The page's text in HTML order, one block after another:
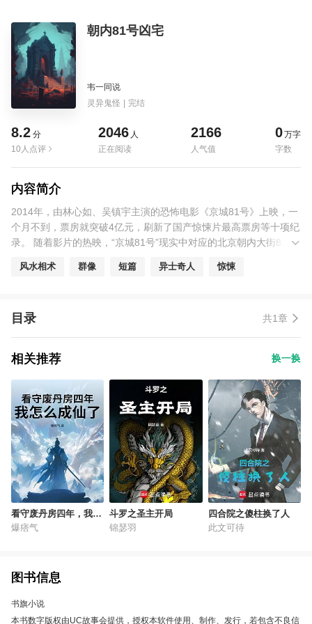
朝内81号凶宅
韦一同说
灵异鬼怪 | 完结
8.2 分
10人点评
2046 人
正在阅读
2166
人气值
0万字
字数
内容简介
2014年，由林心如、吴镇宇主演的恐怖电影《京城81号》上映，一
个月不到，票房就突破4亿元，刷新了国产惊悚片最高票房等十项纪
录。 随着影片的热映，“京城81号”现实中对应的北京朝内大街81号
观，想要一睹鬼宅风采，了解它背后的故事。
风水相术 群像 短篇 异士奇人 惊悚
目录 共1章
相关推荐 换一换
看守废丹房四年，我怎
么成仙了
爆痞气
斗罗之圣主开局
锦瑟羽
四合院之傻柱换了人
此文可待
图书信息
书旗小说
本书数字版权由UC故事会提供，授权本软件使用、制作、发行，若包含不良信